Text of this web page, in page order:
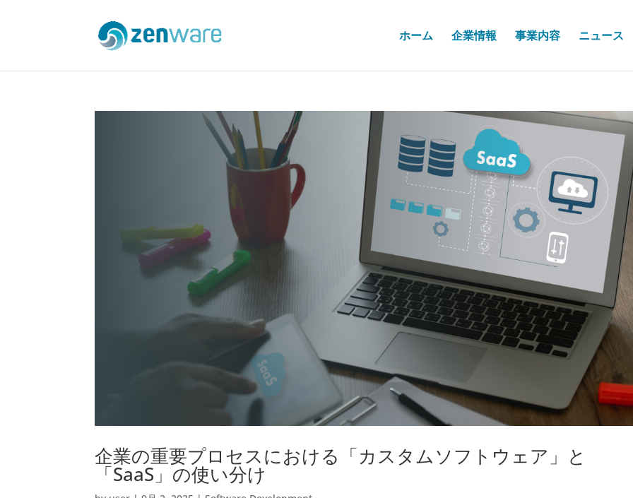
ホーム 企業情報 事業内容 ニュース
企業の重要プロセスにおける「カスタムソフトウェア」と
「SaaS」の使い分け